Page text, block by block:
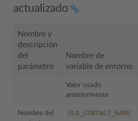
actualizado
Nombre y
descripción
del
parámetro
Nombre de
variable de entorno
Valor usado
anteriormente
Nombre del
OLD_CONTACT_NAME